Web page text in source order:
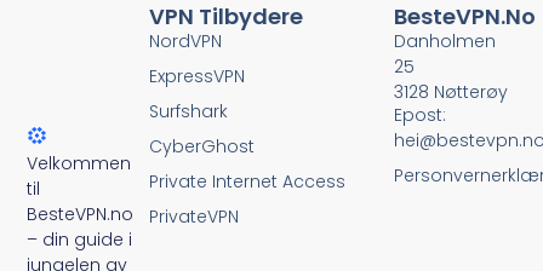
Velkommen
til
BesteVPN.no
– din guide i
jungelen av
VPN Tilbydere
NordVPN
ExpressVPN
Surfshark
CyberGhost
Private Internet Access
PrivateVPN
BesteVPN.no
Danholmen
25
3128 Nøtterøy
Epost: